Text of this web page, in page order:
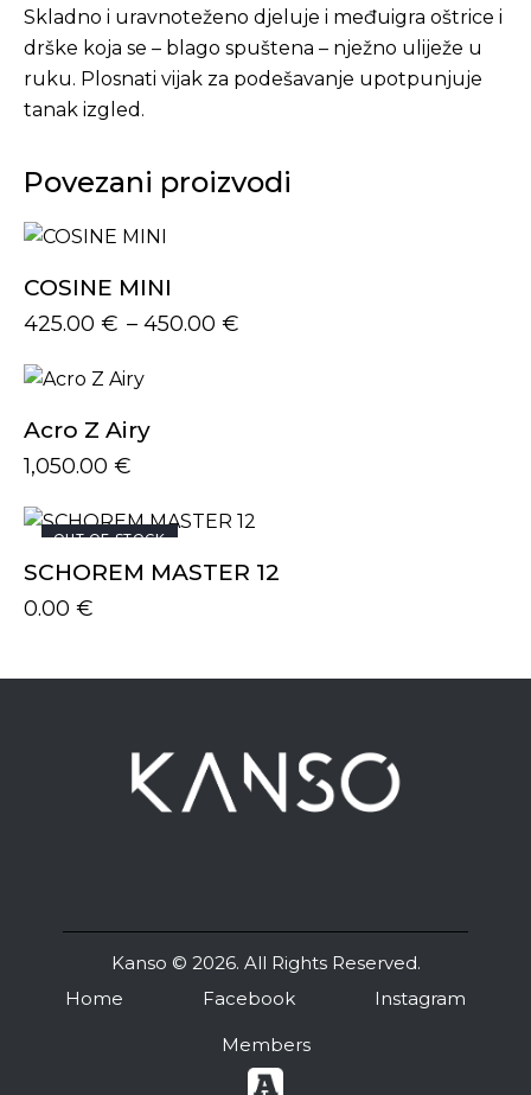
Skladno i uravnoteženo djeluje i međuigra oštrice i
drške koja se – blago spuštena – nježno uliježe u
ruku. Plosnati vijak za podešavanje upotpunjuje
tanak izgled.
Povezani proizvodi
COSINE MINI
425.00 € – 450.00 €
Acro Z Airy
1,050.00 €
OUT OF STOCK
SCHOREM MASTER 12
0.00 €
Kanso © 2026. All Rights Reserved.
Home
Facebook Instagram
Members